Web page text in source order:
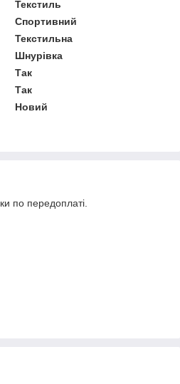
Текстиль
Спортивний
Текстильна
Шнурівка
Так
Так
Новий
по передоплаті.